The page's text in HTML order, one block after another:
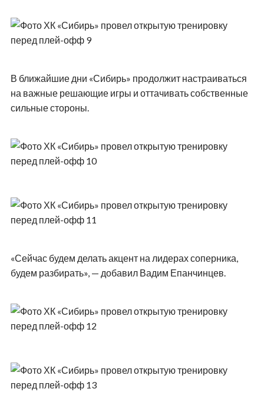
В ближайшие дни «Сибирь» продолжит настраиваться
на важные решающие игры и оттачивать собственные
сильные стороны.
«Сейчас будем делать акцент на лидерах соперника,
будем разбирать», — добавил Вадим Епанчинцев.